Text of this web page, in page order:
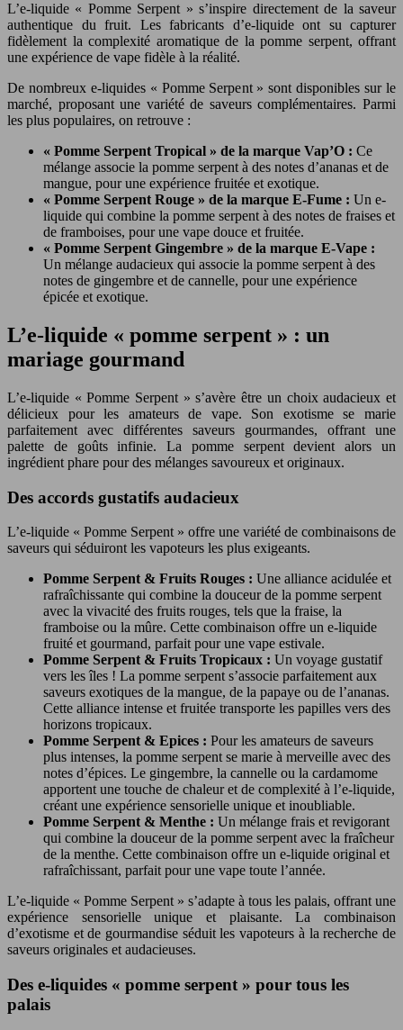
L’e-liquide « Pomme Serpent » s’inspire directement de la saveur
authentique du fruit. Les fabricants d’e-liquide ont su capturer
fidèlement la complexité aromatique de la pomme serpent, offrant
une expérience de vape fidèle à la réalité.
De nombreux e-liquides « Pomme Serpent » sont disponibles sur le
marché, proposant une variété de saveurs complémentaires. Parmi
les plus populaires, on retrouve :
« Pomme Serpent Tropical » de la marque Vap’O : Ce
mélange associe la pomme serpent à des notes d’ananas et de
mangue, pour une expérience fruitée et exotique.
« Pomme Serpent Rouge » de la marque E-Fume : Un e-
liquide qui combine la pomme serpent à des notes de fraises et
de framboises, pour une vape douce et fruitée.
« Pomme Serpent Gingembre » de la marque E-Vape :
Un mélange audacieux qui associe la pomme serpent à des
notes de gingembre et de cannelle, pour une expérience
épicée et exotique.
L’e-liquide « pomme serpent » : un
mariage gourmand
L’e-liquide « Pomme Serpent » s’avère être un choix audacieux et
délicieux pour les amateurs de vape. Son exotisme se marie
parfaitement avec différentes saveurs gourmandes, offrant une
palette de goûts infinie. La pomme serpent devient alors un
ingrédient phare pour des mélanges savoureux et originaux.
Des accords gustatifs audacieux
L’e-liquide « Pomme Serpent » offre une variété de combinaisons de
saveurs qui séduiront les vapoteurs les plus exigeants.
Pomme Serpent & Fruits Rouges : Une alliance acidulée et
rafraîchissante qui combine la douceur de la pomme serpent
avec la vivacité des fruits rouges, tels que la fraise, la
framboise ou la mûre. Cette combinaison offre un e-liquide
fruité et gourmand, parfait pour une vape estivale.
Pomme Serpent & Fruits Tropicaux : Un voyage gustatif
vers les îles ! La pomme serpent s’associe parfaitement aux
saveurs exotiques de la mangue, de la papaye ou de l’ananas.
Cette alliance intense et fruitée transporte les papilles vers des
horizons tropicaux.
Pomme Serpent & Epices : Pour les amateurs de saveurs
plus intenses, la pomme serpent se marie à merveille avec des
notes d’épices. Le gingembre, la cannelle ou la cardamome
apportent une touche de chaleur et de complexité à l’e-liquide,
créant une expérience sensorielle unique et inoubliable.
Pomme Serpent & Menthe : Un mélange frais et revigorant
qui combine la douceur de la pomme serpent avec la fraîcheur
de la menthe. Cette combinaison offre un e-liquide original et
rafraîchissant, parfait pour une vape toute l’année.
L’e-liquide « Pomme Serpent » s’adapte à tous les palais, offrant une
expérience sensorielle unique et plaisante. La combinaison
d’exotisme et de gourmandise séduit les vapoteurs à la recherche de
saveurs originales et audacieuses.
Des e-liquides « pomme serpent » pour tous les
palais